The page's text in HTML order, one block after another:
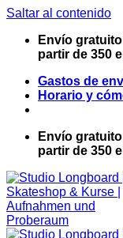
Saltar al contenido
Envío
partir de 350
Gastos de
Horario y
Envío
partir de 350